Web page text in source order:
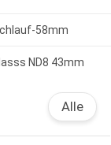
58mm
ND8 43mm
Alle